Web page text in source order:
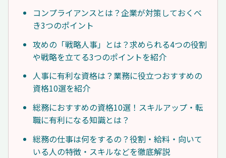
コンプライアンスとは？企業が対策しておくべ
き3つのポイント
攻めの「戦略人事」とは？求められる4つの役割
や戦略を立てる3つのポイントを紹介
人事に有利な資格は？業務に役立つおすすめの
資格10選を紹介
総務におすすめの資格10選！スキルアップ・転
職に有利になる知識とは？
総務の仕事は何をするの？役割・給料・向いて
いる人の特徴・スキルなどを徹底解説